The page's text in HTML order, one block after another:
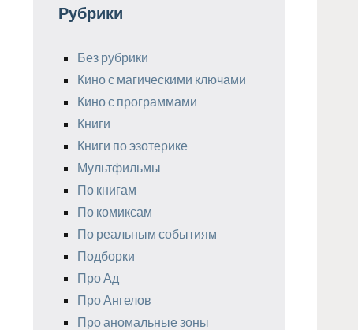
Рубрики
Без рубрики
Кино с магическими ключами
Кино с программами
Книги
Книги по эзотерике
Мультфильмы
По книгам
По комиксам
По реальным событиям
Подборки
Про Ад
Про Ангелов
Про аномальные зоны